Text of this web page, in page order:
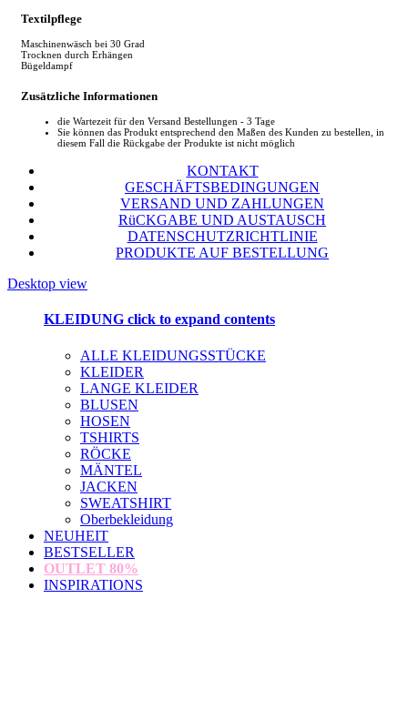
Textilpflege
Maschinenwäsch bei 30 Grad
Trocknen durch Erhängen
Bügeldampf
Zusätzliche Informationen
die Wartezeit für den Versand Bestellungen - 3 Tage
Sie können das Produkt entsprechend den Maßen des Kunden zu bestellen, in
diesem Fall die Rückgabe der Produkte ist nicht möglich
KONTAKT
GESCHÄFTSBEDINGUNGEN
VERSAND UND ZAHLUNGEN
RüCKGABE UND AUSTAUSCH
DATENSCHUTZRICHTLINIE
PRODUKTE AUF BESTELLUNG
Desktop view
KLEIDUNG click to expand contents
ALLE KLEIDUNGSSTÜCKE
KLEIDER
LANGE KLEIDER
BLUSEN
HOSEN
TSHIRTS
RÖCKE
MÄNTEL
JACKEN
SWEATSHIRT
Oberbekleidung
NEUHEIT
BESTSELLER
OUTLET 80%
INSPIRATIONS